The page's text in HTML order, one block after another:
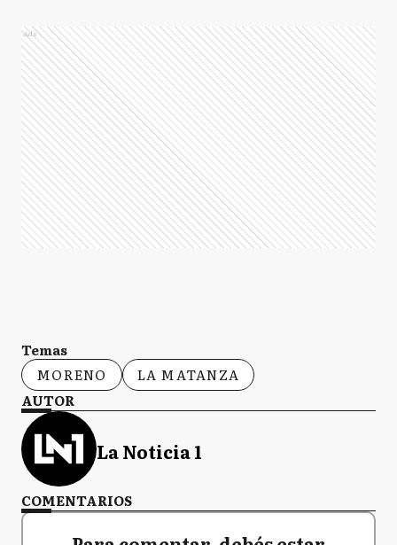
Ads
Temas
MORENO
LA MATANZA
AUTOR
La Noticia 1
COMENTARIOS